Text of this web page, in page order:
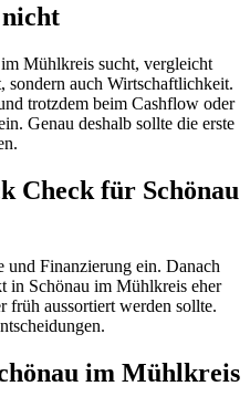
Mühlkreis sucht, vergleicht
sondern auch Wirtschaftlichkeit.
trotzdem beim Cashflow oder
Genau deshalb sollte die erste
Check für Schönau
Finanzierung ein. Danach
in Schönau im Mühlkreis eher
früh aussortiert werden sollte.
im Mühlkreis